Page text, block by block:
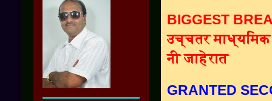
BIGGEST
उच्चतर माध्यमिक
नी जाहेरात
GRANTED